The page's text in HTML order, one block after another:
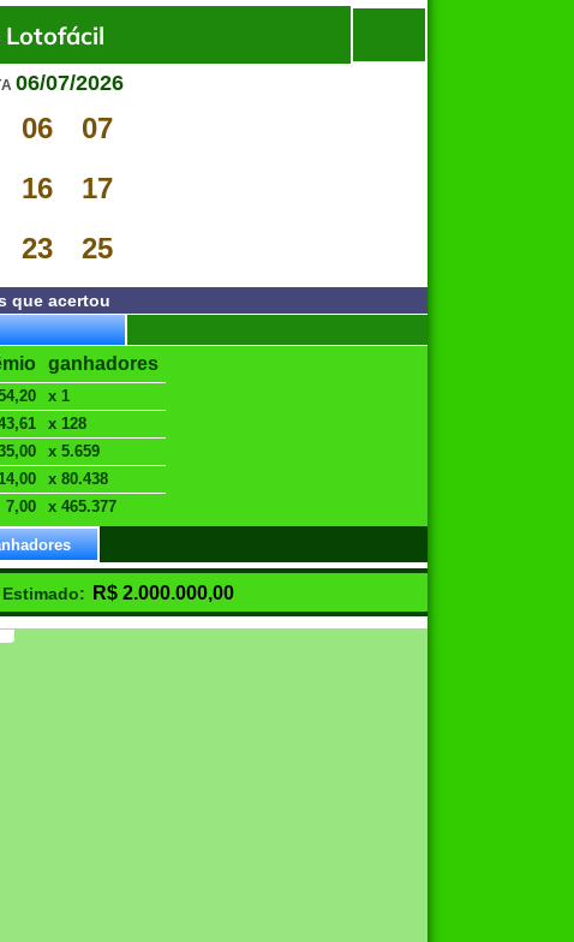
Lotofácil
06/07/2026
06
07
16
17
23 25
que acertou
7,00
ganhadores
x 1
x 128
x 5.659
x 80.438
x 465.377
Estimado: R$ 2.000.000,00